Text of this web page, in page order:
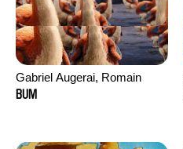
Gabriel Augerai, Romain
Augier, Laurie Pereira De
BUM